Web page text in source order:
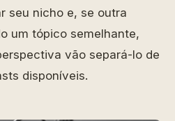
seu nicho e, se outra
um tópico semelhante,
vão separá-lo de
disponíveis.